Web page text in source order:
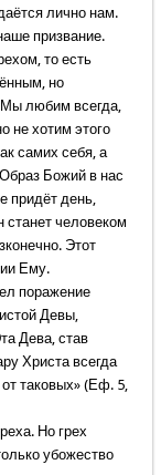
лично нам.
призвание.
то есть
но
любим всегда,
не хотим этого
самих себя, а
Божий в нас
придёт день,
станет человеком
Этот
Ему.
поражение
Девы,
Дева, став
Христа всегда
таковых» (Еф. 5,
Но грех
убожество